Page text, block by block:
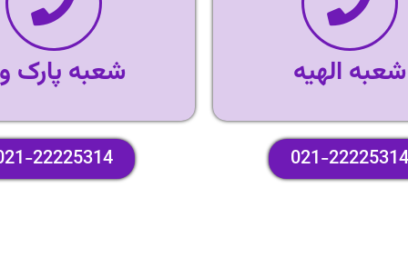
شعبه الهیه
021-22225314
شعبه پارک
22225314